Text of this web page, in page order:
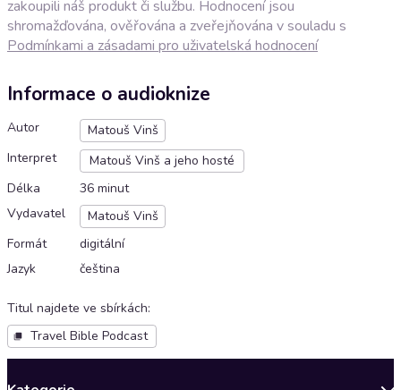
zakoupili náš produkt či službu. Hodnocení jsou
shromažďována, ověřována a zveřejňována v souladu s
Podmínkami a zásadami pro uživatelská hodnocení
Informace o audioknize
Autor
Matouš Vinš
Interpret
Matouš Vinš a jeho hosté
Délka
36 minut
Vydavatel
Matouš Vinš
Formát
digitální
Jazyk
čeština
Titul najdete ve sbírkách:
Travel Bible Podcast